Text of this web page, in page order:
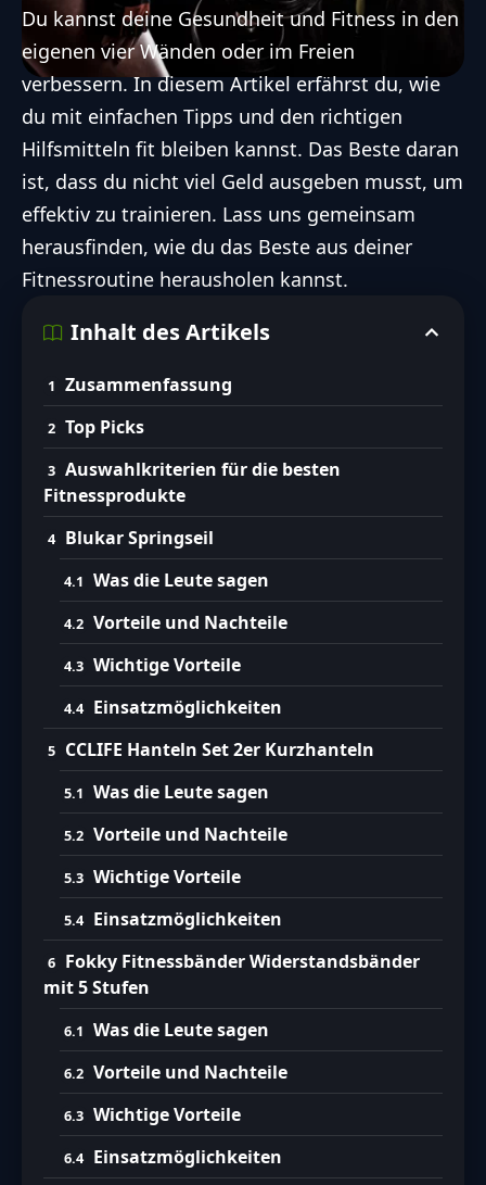
Du kannst deine Gesundheit und Fitness in den
eigenen vier Wänden oder im Freien
verbessern. In diesem Artikel erfährst du, wie
du mit einfachen Tipps und den richtigen
Hilfsmitteln fit bleiben kannst. Das Beste daran
ist, dass du nicht viel Geld ausgeben musst, um
effektiv zu trainieren. Lass uns gemeinsam
herausfinden, wie du das Beste aus deiner
Fitnessroutine herausholen kannst.
Inhalt des Artikels
Zusammenfassung
Top Picks
Auswahlkriterien für die besten
Fitnessprodukte
Blukar Springseil
Was die Leute sagen
Vorteile und Nachteile
Wichtige Vorteile
Einsatzmöglichkeiten
CCLIFE Hanteln Set 2er Kurzhanteln
Was die Leute sagen
Vorteile und Nachteile
Wichtige Vorteile
Einsatzmöglichkeiten
Fokky Fitnessbänder Widerstandsbänder
mit 5 Stufen
Was die Leute sagen
Vorteile und Nachteile
Wichtige Vorteile
Einsatzmöglichkeiten